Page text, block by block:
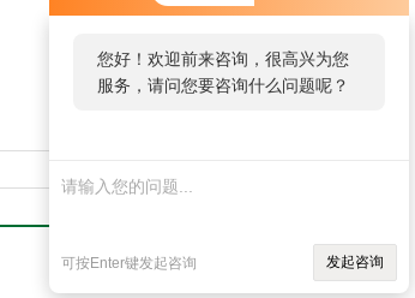
您好！欢迎前来咨询，很高兴为您
服务，请问您要咨询什么问题呢？
可按Enter键发起咨询 发起咨询